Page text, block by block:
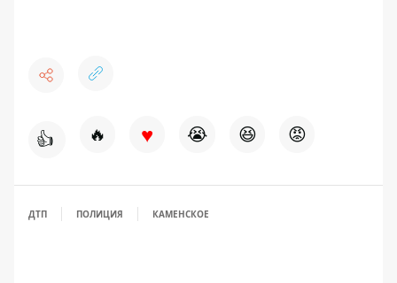
👍 🔥 ♥ 😭 😆 😡
ДТП ПОЛИЦИЯ КАМЕНСКОЕ